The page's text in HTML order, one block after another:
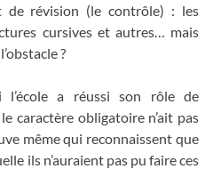
de révision (le contrôle) : les
cursives et autres… mais
?
a réussi son rôle de
caractère obligatoire n’ait pas
même qui reconnaissent que
ils n’auraient pas pu faire ces